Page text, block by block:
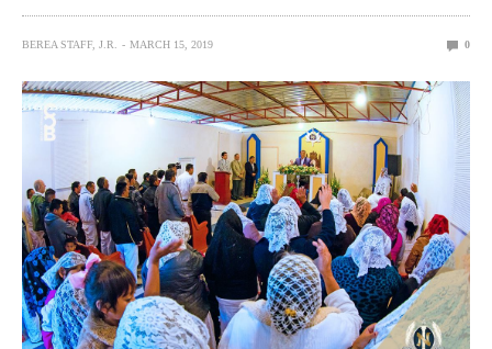
BEREA STAFF, J.R. MARCH 15, 2019 0